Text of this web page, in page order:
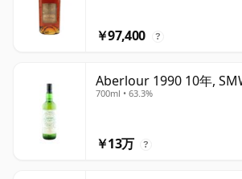
￥97,400 ?
Aberlour 1990 10年,
700ml • 63.3%
￥13万 ?